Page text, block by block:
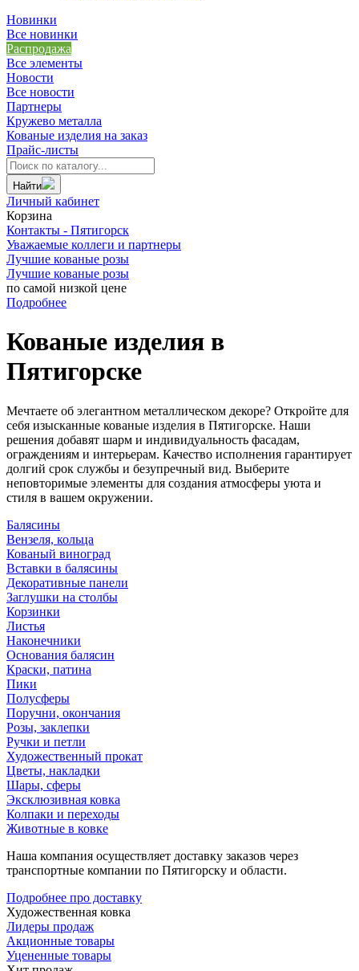
Новинки
Все новинки
Распродажа
Все элементы
Новости
Все новости
Партнеры
Кружево металла
Кованые изделия на заказ
Прайс-листы
Найти
Личный кабинет
Корзина
Контакты - Пятигорск
Уважаемые коллеги и партнеры
Лучшие кованые розы
Лучшие кованые розы
по самой низкой цене
Подробнее
Кованые изделия в
Пятигорске
Мечтаете об элегантном металлическом декоре? Откройте для
себя изысканные кованые изделия в Пятигорске. Наши
решения добавят шарм и индивидуальность фасадам,
ограждениям и интерьерам. Качество исполнения гарантирует
долгий срок службы и безупречный вид. Выберите
неповторимые элементы для создания атмосферы уюта и
стиля в вашем окружении.
Балясины
Вензеля, кольца
Кованый виноград
Вставки в балясины
Декоративные панели
Заглушки на столбы
Корзинки
Листья
Наконечники
Основания балясин
Краски, патина
Пики
Полусферы
Поручни, окончания
Розы, заклепки
Ручки и петли
Художественный прокат
Цветы, накладки
Шары, сферы
Эксклюзивная ковка
Колпаки и переходы
Животные в ковке
Наша компания осуществляет доставку заказов через
транспортные компании по Пятигорску и области.
Подробнее про доставку
Художественная ковка
Лидеры продаж
Акционные товары
Уцененные товары